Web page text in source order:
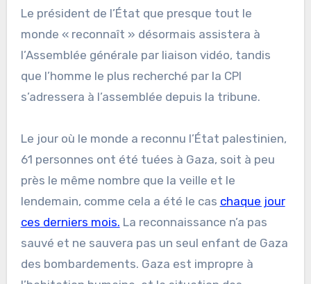
Le président de l’État que presque tout le
monde « reconnaît » désormais assistera à
l’Assemblée générale par liaison vidéo, tandis
que l’homme le plus recherché par la CPI
s’adressera à l’assemblée depuis la tribune.
Le jour où le monde a reconnu l’État palestinien,
61 personnes ont été tuées à Gaza, soit à peu
près le même nombre que la veille et le
lendemain, comme cela a été le cas chaque jour
ces derniers mois. La reconnaissance n’a pas
sauvé et ne sauvera pas un seul enfant de Gaza
des bombardements. Gaza est impropre à